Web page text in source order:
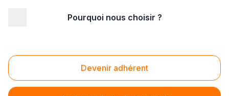
Pourquoi nous choisir ?
Devenir adhérent
Aménagement extérieur Itancourt (02240)